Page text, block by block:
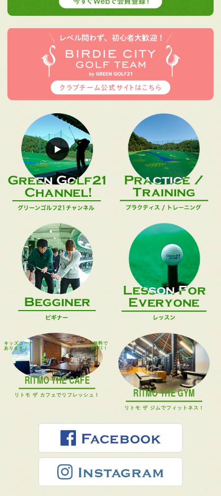
キッズコーナーも
あります！
無料で
WIFI！
RITMO THE CAFE
リトモ ザ カフェでリフレッシュ！ RITMO THE GYM
リトモ ザ ジムでフィットネス！